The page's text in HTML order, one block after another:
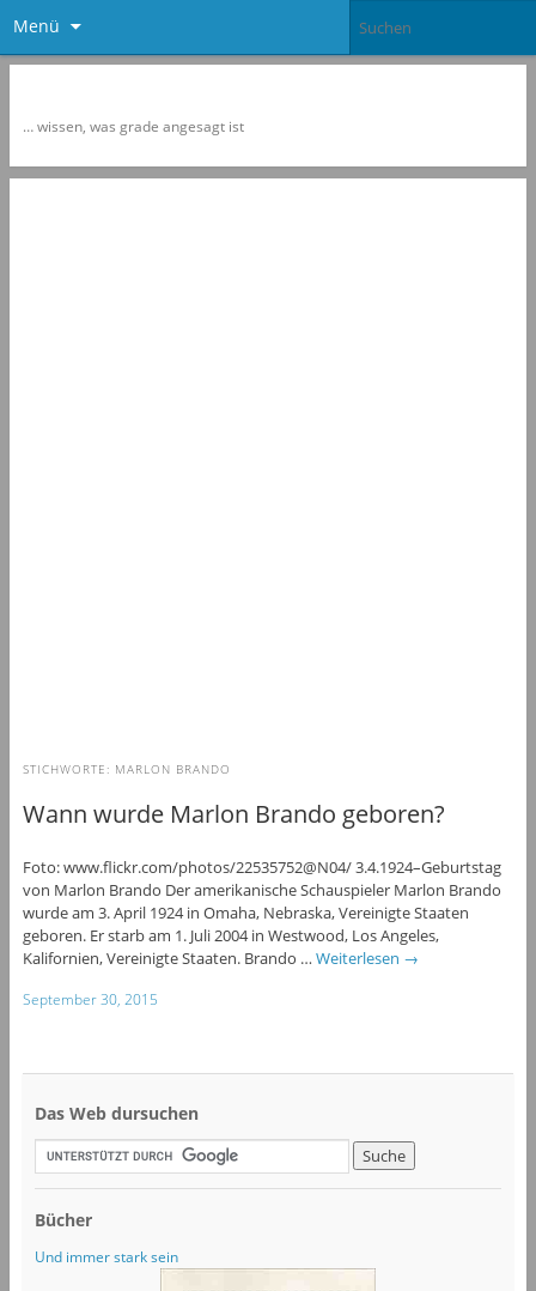
Menü
… wissen, was grade angesagt ist
STICHWORTE: MARLON BRANDO
Wann wurde Marlon Brando geboren?
Foto: www.flickr.com/photos/22535752@N04/ 3.4.1924–Geburtstag
von Marlon Brando Der amerikanische Schauspieler Marlon Brando
wurde am 3. April 1924 in Omaha, Nebraska, Vereinigte Staaten
geboren. Er starb am 1. Juli 2004 in Westwood, Los Angeles,
Kalifornien, Vereinigte Staaten. Brando … Weiterlesen →
September 30, 2015
Das Web dursuchen
Bücher
Und immer stark sein